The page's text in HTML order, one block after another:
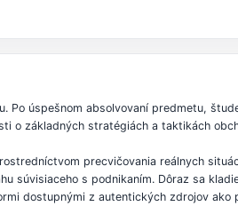
Po úspešnom absolvovaní predmetu,
o základných stratégiách a taktikách
precvičovania reálnych
s podnikaním. Dôraz sa
dostupnými z autentických zdrojov ako